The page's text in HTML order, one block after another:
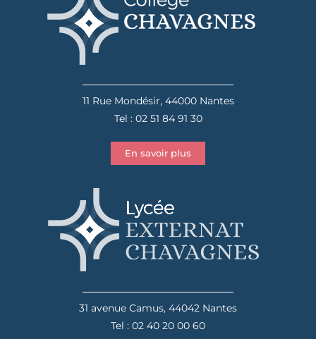
11 Rue Mondésir, 44000 Nantes
Tel : 02 51 84 91 30
En savoir plus
31 avenue Camus, 44042 Nantes
Tel : 02 40 20 00 60